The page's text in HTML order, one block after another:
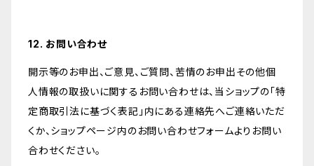
12. お問い合わせ
開示等のお申出、ご意見、ご質問、苦情のお申出その他個
人情報の取扱いに関するお問い合わせは、当ショップの「特
定商取引法に基づく表記」内にある連絡先へご連絡いただ
くか、ショップページ内のお問い合わせフォームよりお問い
合わせください。